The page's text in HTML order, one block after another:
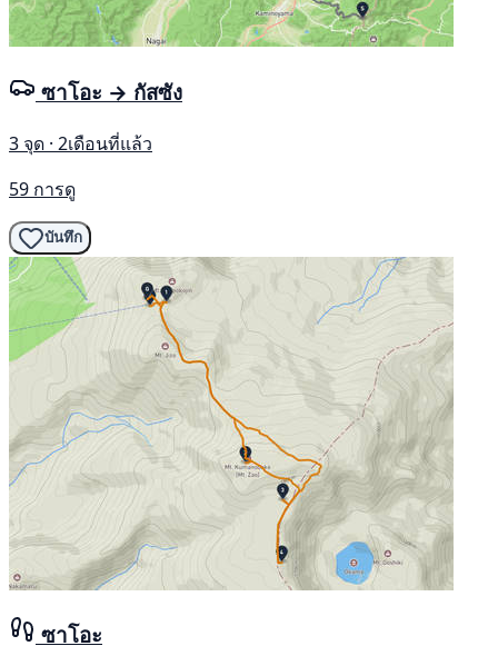
ซาโอะ → กัสซัง
3 จุด · 2เดือนที่แล้ว
59 การดู
บันทึก
ซาโอะ